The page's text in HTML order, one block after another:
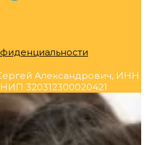
Александрович, ИНН
320312300020421